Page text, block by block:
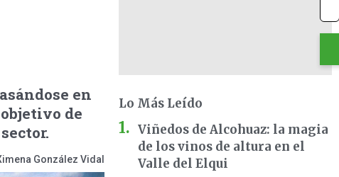
en
de
González Vidal
Lo Más Leído
Viñedos de Alcohuaz: la magia
de los vinos de altura en el
Valle del Elqui